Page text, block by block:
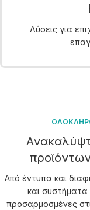
Λύσεις για
Από έντυπα και
και
προσαρμοσμένες